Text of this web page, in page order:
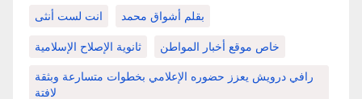
انت لست أنثى بقلم أشواق محمد
ثانوية الإصلاح الإسلامية خاص موقع أخبار المواطن
رافي درويش يعزز حضوره الإعلامي بخطوات متسارعة وبثقة
لافتة